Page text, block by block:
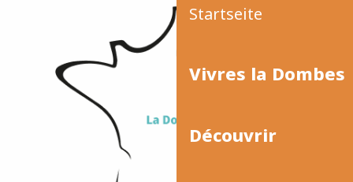
Startseite
Vivres la Dombes
Découvrir